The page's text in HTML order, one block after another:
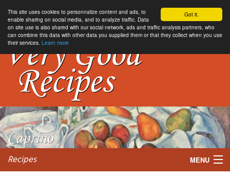
Got it.
This site uses cookies to personnalize content and ads, to
enable sharing on social media, and to analyze traffic. Data
on site use is also shared with our social network, ads and traffic analysis partners, who
can combine this data with other data you supplied them or that they collect when you use
their services. Learn more
Recipes MENU